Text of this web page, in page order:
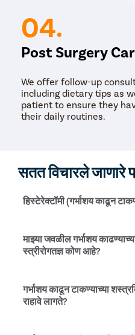
04.
Post Surgery
We offer follow-up
including dietary tips as
patient to ensure they
their daily routines.
सतत विचारले जाणारे
हिस्टेरेक्टॉमी (गर्भाशय काढून
सामान्यतः, योनीतून हिस्टेरेक्टॉमी
पद्धत मानली जाते. तथापि, हे केवळ
सुचवली जाते, तेव्हा टोटल
सर्वात प्रगत आणि कमीतकमी
माझ्या जवळील गर्भाशय
स्त्रीरोगतज्ञ कोण आहे?
प्रिस्टिन केअर स्त्रीरोग तज्ञ हे
प्रतिष्ठित आणि विश्वासू महिला
गर्भाशय काढून टाकण्याच्या
राहावे लागते?